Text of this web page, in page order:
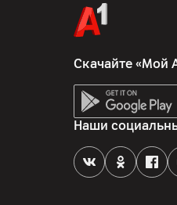
Скачайте «Мой
Наши